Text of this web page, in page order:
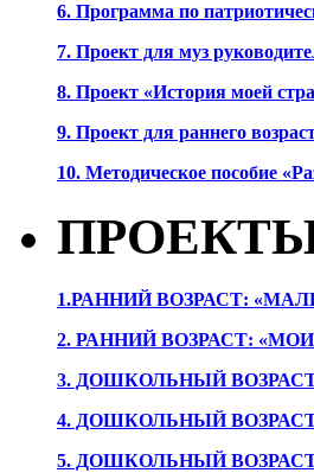
6. Программа по
7. Проект для муз
8. Проект «История моей
9. Проект для раннего
10. Методическое пособие
1.РАННИЙ ВОЗРАСТ:
2. РАННИЙ ВОЗРАСТ:
3. ДОШКОЛЬНЫЙ
4. ДОШКОЛЬНЫЙ
5. ДОШКОЛЬНЫЙ